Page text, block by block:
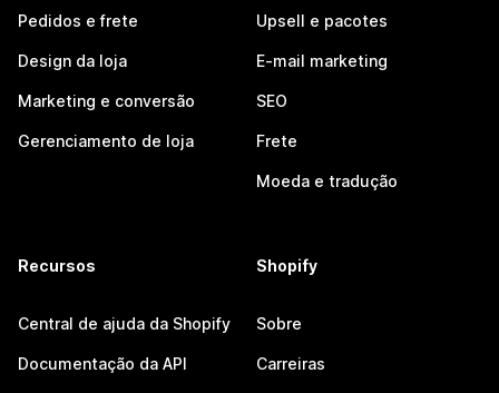
Pedidos e frete
Design da loja
Marketing e conversão
Gerenciamento de loja
Upsell e pacotes
E-mail marketing
SEO
Frete
Moeda e tradução
Recursos
Central de ajuda da Shopify
Documentação da API
Shopify
Sobre
Carreiras